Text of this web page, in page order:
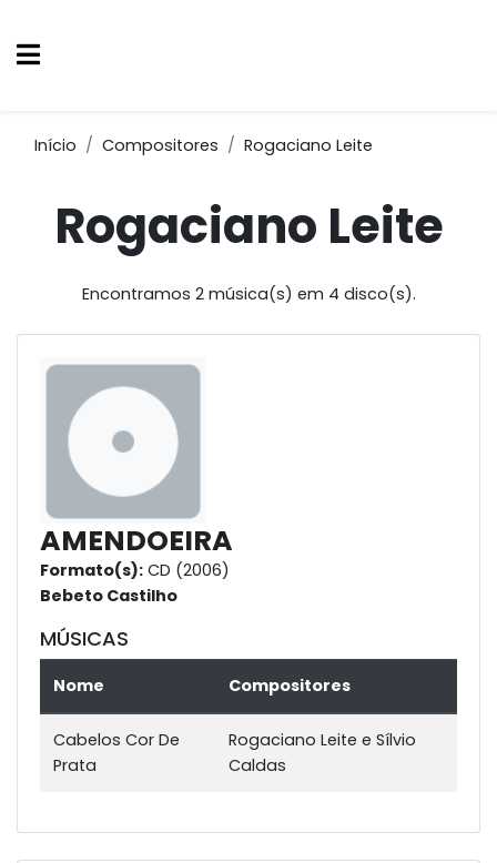
Início Compositores Rogaciano Leite
Rogaciano Leite
Encontramos 2 música(s) em 4 disco(s).
AMENDOEIRA
Formato(s): CD (2006)
Bebeto Castilho
MÚSICAS
Nome Compositores
Cabelos Cor De
Prata
Rogaciano Leite e Sílvio
Caldas